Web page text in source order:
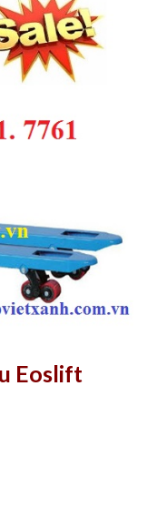
Eoslift